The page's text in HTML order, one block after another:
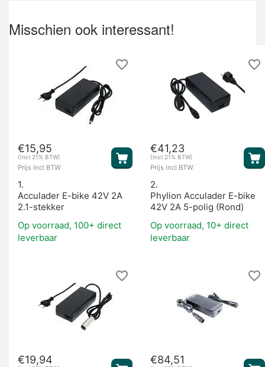
Misschien ook interessant!
€15,95
(Incl 21% BTW)
Prijs incl BTW
1.
Acculader E-bike 42V 2A
2.1-stekker
Op voorraad, 100+ direct
leverbaar
€41,23
(Incl 21% BTW)
Prijs incl BTW
2.
Phylion Acculader E-bike
42V 2A 5-polig (Rond)
Op voorraad, 10+ direct
leverbaar
€19,94 €84,51